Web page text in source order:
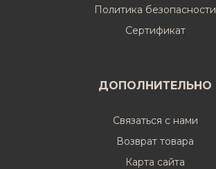
Политика безопасности
Cертификат
ДОПОЛНИТЕЛЬНО
Связаться с нами
Возврат товара
Карта сайта